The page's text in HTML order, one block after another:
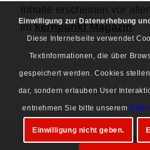
Inhalte erscheinen vor
imkernpunkt Magazin.
© Copyright 1997-2026 Mike Schnoor. Alle
Einwilligung zur Datenerhebung
Diese Internetseite verwendet
Textinformationen, die über
gespeichert werden. Cookies
dar, sondern erlauben User
entnehmen Sie bitte unserem
Einwilligung nicht geben.